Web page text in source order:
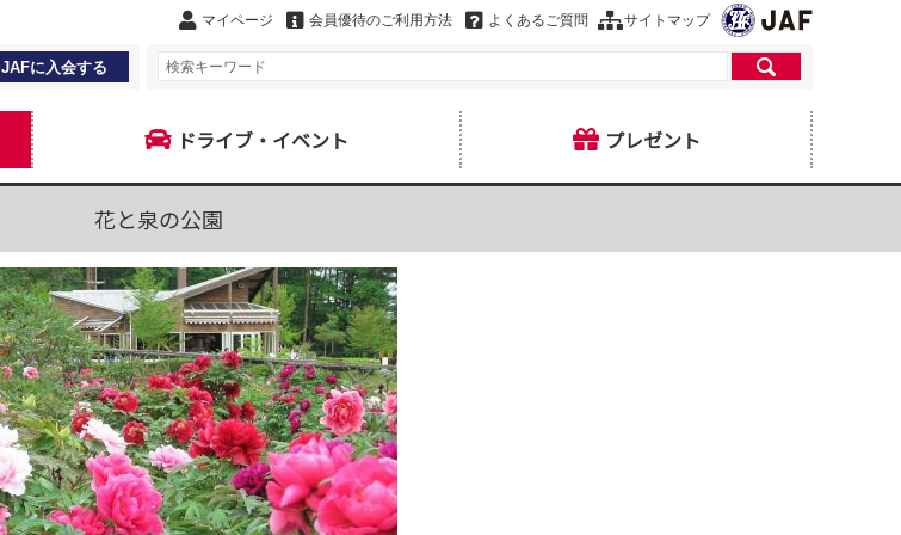
マイページ 会員優待のご利用方法 よくあるご質問 サイトマップ
JAFに入会する
ドライブ・イベント プレゼント
花と泉の公園